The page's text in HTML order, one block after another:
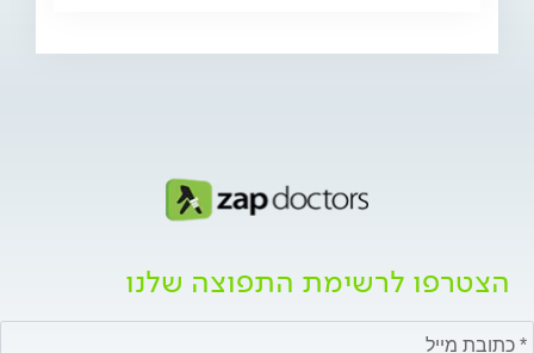
הצטרפו לרשימת התפוצה שלנו